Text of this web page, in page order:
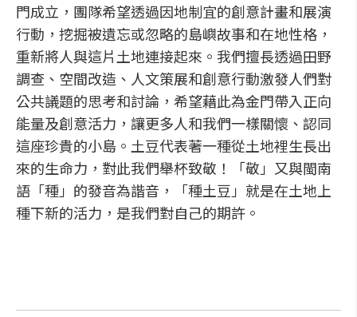
門成立，團隊希望透過因地制宜的創意計畫和展演
行動，挖掘被遺忘或忽略的島嶼故事和在地性格，
重新將人與這片土地連接起來。我們擅長透過田野
調查、空間改造、人文策展和創意行動激發人們對
公共議題的思考和討論，希望藉此為金門帶入正向
能量及創意活力，讓更多人和我們一樣關懷、認同
這座珍貴的小島。土豆代表著一種從土地裡生長出
來的生命力，對此我們舉杯致敬！「敬」又與閩南
語「種」的發音為諧音，「種土豆」就是在土地上
種下新的活力，是我們對自己的期許。